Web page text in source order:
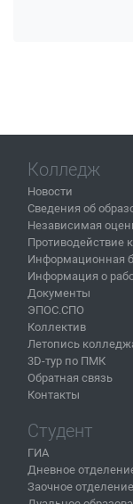
Колледж
Новости
Сведения об
Независимая
Противодействие
Информационная
Информация о
Документы
ЭПОС.СПО
Коллектив
Летопись
3D-тур по ПМК
Обратная связь
Контакты
Студент
ГИА
Дневное
Заочное отделение